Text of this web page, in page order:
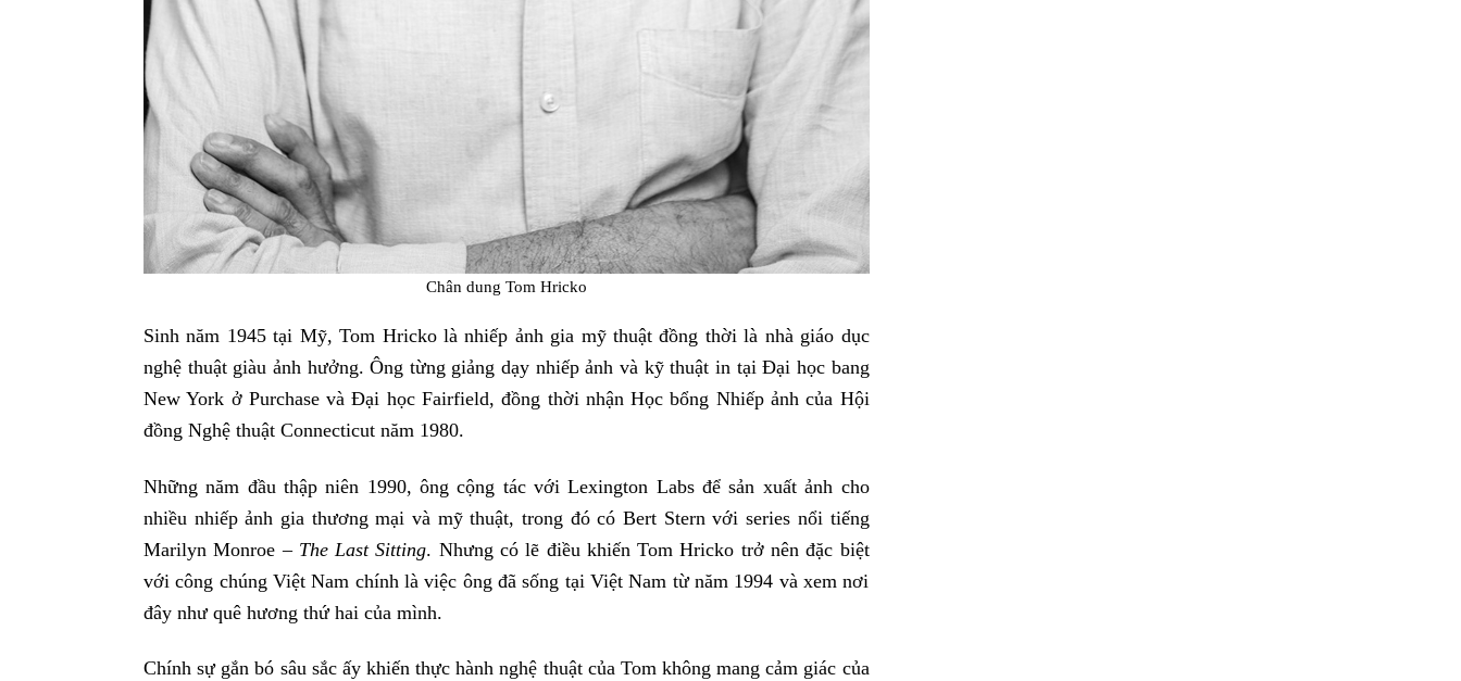
Chân dung Tom Hricko
Sinh năm 1945 tại Mỹ, Tom Hricko là nhiếp ảnh gia mỹ thuật đồng thời là nhà giáo dục
nghệ thuật giàu ảnh hưởng. Ông từng giảng dạy nhiếp ảnh và kỹ thuật in tại Đại học bang
New York ở Purchase và Đại học Fairfield, đồng thời nhận Học bổng Nhiếp ảnh của Hội
đồng Nghệ thuật Connecticut năm 1980.
Những năm đầu thập niên 1990, ông cộng tác với Lexington Labs để sản xuất ảnh cho
nhiều nhiếp ảnh gia thương mại và mỹ thuật, trong đó có Bert Stern với series nổi tiếng
Marilyn Monroe – The Last Sitting. Nhưng có lẽ điều khiến Tom Hricko trở nên đặc biệt
với công chúng Việt Nam chính là việc ông đã sống tại Việt Nam từ năm 1994 và xem nơi
đây như quê hương thứ hai của mình.
Chính sự gắn bó sâu sắc ấy khiến thực hành nghệ thuật của Tom không mang cảm giác của